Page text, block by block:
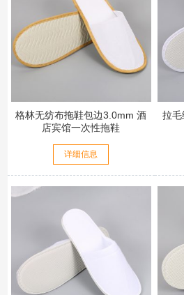
格林无纺布拖鞋包边3.0mm 酒
店宾馆一次性拖鞋
详细信息
拉